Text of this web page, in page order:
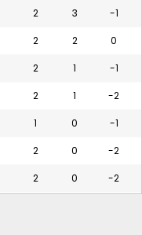
2 3 -1
2 2 0
2 1 -1
2 1 -2
1 0 -1
2 0 -2
2 0 -2